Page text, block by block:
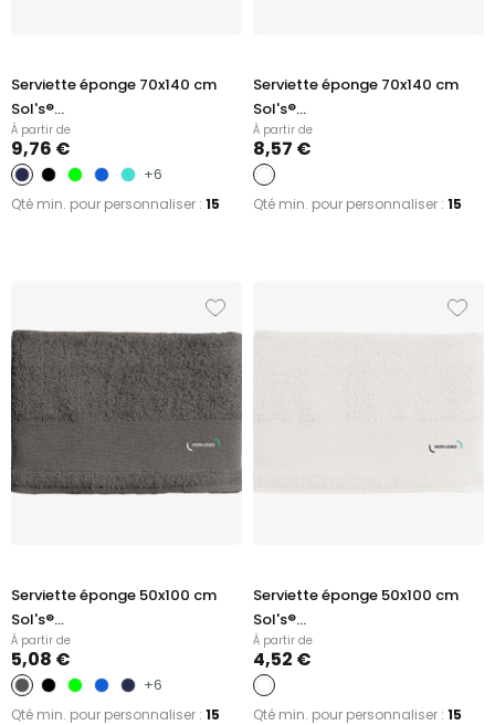
Serviette éponge 70x140 cm
Sol's®...
À partir de
9,76 €
+6
Qté min. pour personnaliser : 15
Serviette éponge 70x140 cm
Sol's®...
À partir de
8,57 €
Qté min. pour personnaliser : 15
Serviette éponge 50x100 cm
Sol's®...
À partir de
5,08 €
+6
Qté min. pour personnaliser : 15
Serviette éponge 50x100 cm
Sol's®...
À partir de
4,52 €
Qté min. pour personnaliser : 15